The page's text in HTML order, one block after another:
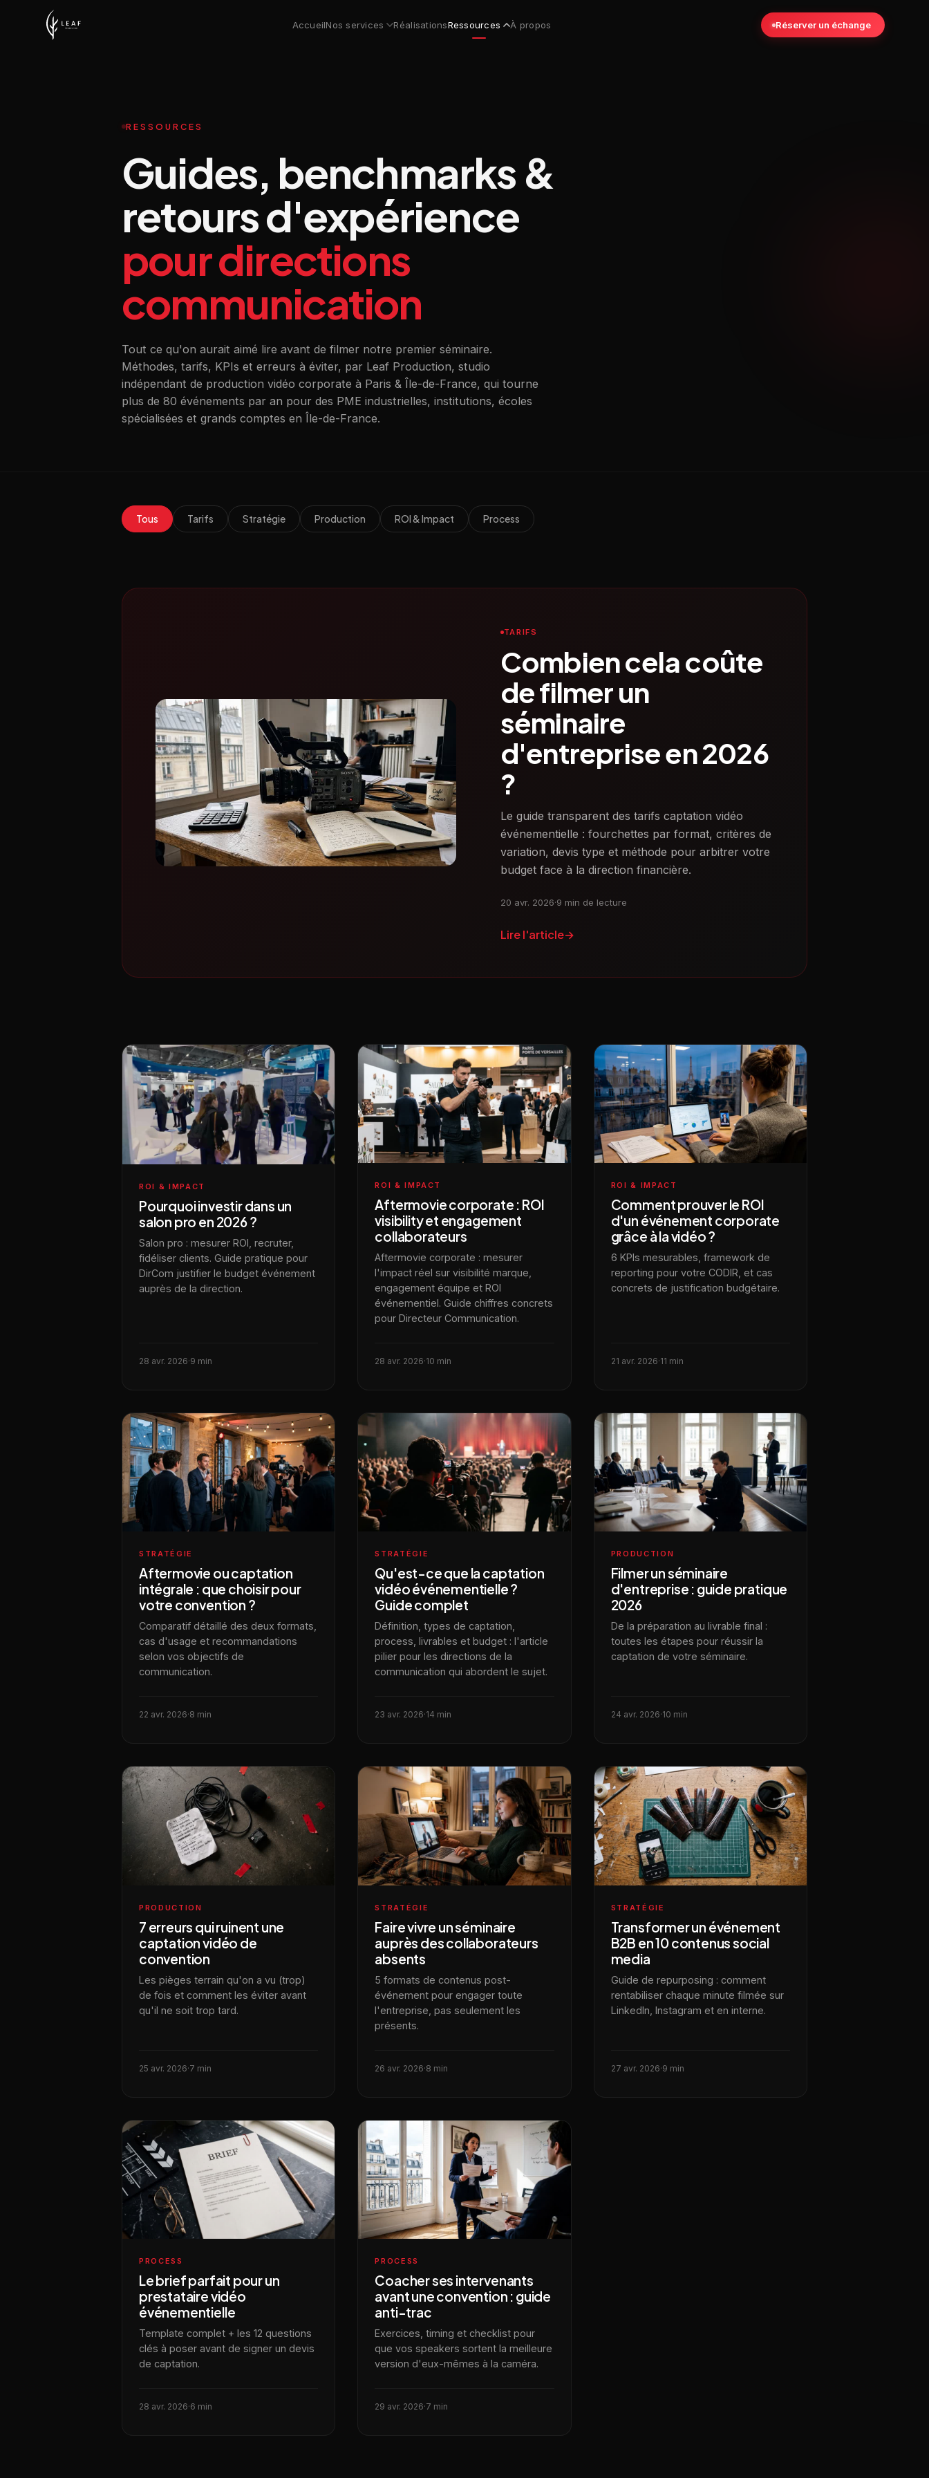
AccueilNos services RéalisationsRessources À propos Réserver un échange
RESSOURCES
Guides, benchmarks &
retours d'expérience
pour directions
communication
Tout ce qu'on aurait aimé lire avant de filmer notre premier séminaire.
Méthodes, tarifs, KPIs et erreurs à éviter, par Leaf Production, studio
indépendant de production vidéo corporate à Paris & Île-de-France, qui tourne
plus de 80 événements par an pour des PME industrielles, institutions, écoles
spécialisées et grands comptes en Île-de-France.
Tous Tarifs Stratégie Production ROI & Impact Process
TARIFS
Combien cela coûte
de filmer un
séminaire
d'entreprise en 2026
?
Le guide transparent des tarifs captation vidéo
événementielle : fourchettes par format, critères de
variation, devis type et méthode pour arbitrer votre
budget face à la direction financière.
20 avr. 2026·9 min de lecture
Lire l'article→
ROI & IMPACT
Pourquoi investir dans un
salon pro en 2026 ?
Salon pro : mesurer ROI, recruter,
fidéliser clients. Guide pratique pour
DirCom justifier le budget événement
auprès de la direction.
28 avr. 2026·9 min
ROI & IMPACT
Aftermovie corporate : ROI
visibility et engagement
collaborateurs
Aftermovie corporate : mesurer
l'impact réel sur visibilité marque,
engagement équipe et ROI
événementiel. Guide chiffres concrets
pour Directeur Communication.
28 avr. 2026·10 min
ROI & IMPACT
Comment prouver le ROI
d'un événement corporate
grâce à la vidéo ?
6 KPIs mesurables, framework de
reporting pour votre CODIR, et cas
concrets de justification budgétaire.
21 avr. 2026·11 min
STRATÉGIE
Aftermovie ou captation
intégrale : que choisir pour
votre convention ?
Comparatif détaillé des deux formats,
cas d'usage et recommandations
selon vos objectifs de
communication.
22 avr. 2026·8 min
STRATÉGIE
Qu'est-ce que la captation
vidéo événementielle ?
Guide complet
Définition, types de captation,
process, livrables et budget : l'article
pilier pour les directions de la
communication qui abordent le sujet.
23 avr. 2026·14 min
PRODUCTION
Filmer un séminaire
d'entreprise : guide pratique
2026
De la préparation au livrable final :
toutes les étapes pour réussir la
captation de votre séminaire.
24 avr. 2026·10 min
PRODUCTION
7 erreurs qui ruinent une
captation vidéo de
convention
Les pièges terrain qu'on a vu (trop)
de fois et comment les éviter avant
qu'il ne soit trop tard.
25 avr. 2026·7 min
STRATÉGIE
Faire vivre un séminaire
auprès des collaborateurs
absents
5 formats de contenus post-
événement pour engager toute
l'entreprise, pas seulement les
présents.
26 avr. 2026·8 min
STRATÉGIE
Transformer un événement
B2B en 10 contenus social
media
Guide de repurposing : comment
rentabiliser chaque minute filmée sur
LinkedIn, Instagram et en interne.
27 avr. 2026·9 min
PROCESS
Le brief parfait pour un
prestataire vidéo
événementielle
Template complet + les 12 questions
clés à poser avant de signer un devis
de captation.
28 avr. 2026·6 min
PROCESS
Coacher ses intervenants
avant une convention : guide
anti-trac
Exercices, timing et checklist pour
que vos speakers sortent la meilleure
version d'eux-mêmes à la caméra.
29 avr. 2026·7 min